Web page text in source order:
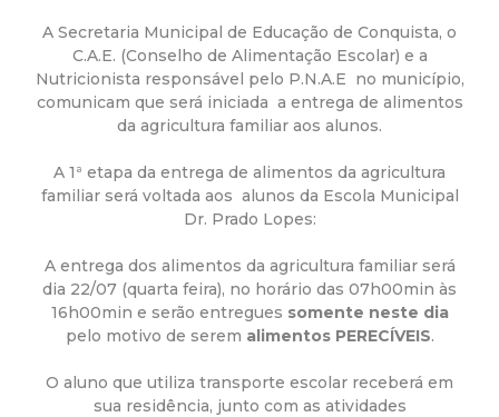
a
M
u
n
i
c
i
A Secretaria Municipal de Educação de Conquista, o
C.A.E. (Conselho de Alimentação Escolar) e a
Nutricionista responsável pelo P.N.A.E no município,
comunicam que será iniciada a entrega de alimentos
da agricultura familiar aos alunos.
A 1ª etapa da entrega de alimentos da agricultura
familiar será voltada aos alunos da Escola Municipal
Dr. Prado Lopes:
A entrega dos alimentos da agricultura familiar será
dia 22/07 (quarta feira), no horário das 07h00min às
16h00min e serão entregues somente neste dia
pelo motivo de serem alimentos PERECÍVEIS.
O aluno que utiliza transporte escolar receberá em
sua residência, junto com as atividades